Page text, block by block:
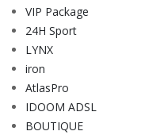
VIP Package
24H Sport
LYNX
iron
AtlasPro
IDOOM ADSL
BOUTIQUE